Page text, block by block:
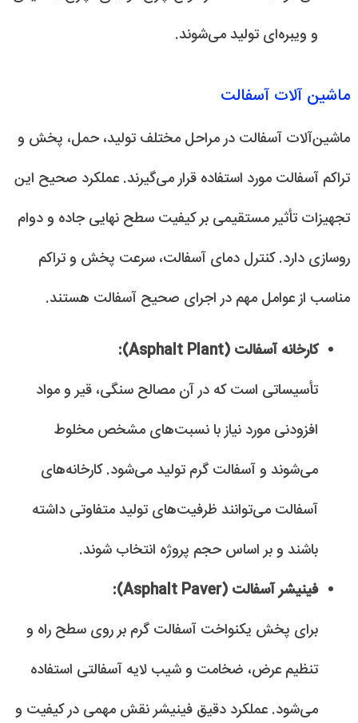
و ویبره‌ای تولید می‌شوند.
ماشین آلات آسفالت
ماشین‌آلات آسفالت در مراحل مختلف تولید، حمل، پخش و
تراکم آسفالت مورد استفاده قرار می‌گیرند. عملکرد صحیح این
تجهیزات تأثیر مستقیمی بر کیفیت سطح نهایی جاده و دوام
روسازی دارد. کنترل دمای آسفالت، سرعت پخش و تراکم
مناسب از عوامل مهم در اجرای صحیح آسفالت هستند.
کارخانه آسفالت (Asphalt Plant):
تأسیساتی است که در آن مصالح سنگی، قیر و مواد
افزودنی مورد نیاز با نسبت‌های مشخص مخلوط
می‌شوند و آسفالت گرم تولید می‌شود. کارخانه‌های
آسفالت می‌توانند ظرفیت‌های تولید متفاوتی داشته
باشند و بر اساس حجم پروژه انتخاب شوند.
فینیشر آسفالت (Asphalt Paver):
برای پخش یکنواخت آسفالت گرم بر روی سطح راه و
تنظیم عرض، ضخامت و شیب لایه آسفالتی استفاده
می‌شود. عملکرد دقیق فینیشر نقش مهمی در کیفیت و